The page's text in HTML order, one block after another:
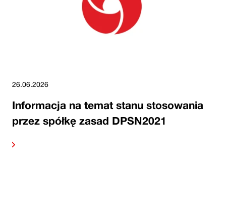
26.06.2026
Informacja na temat stanu stosowania
przez spółkę zasad DPSN2021